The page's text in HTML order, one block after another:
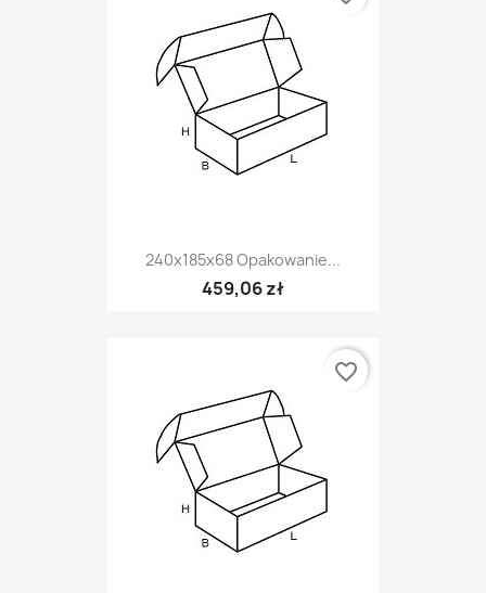
240x185x68 Opakowanie...
459,06 zł
favorite_border